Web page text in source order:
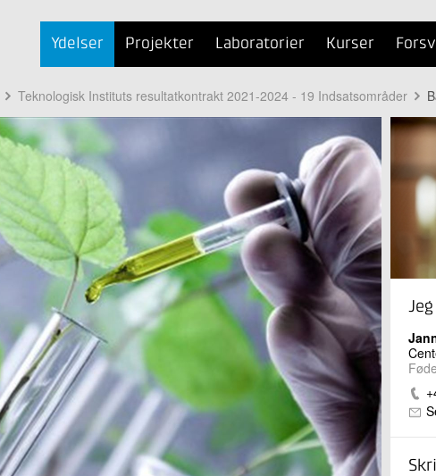
Ydelser Projekter Laboratorier Kurser
Teknologisk Instituts resultatkontrakt 2021-2024 - 19 Indsatsområder